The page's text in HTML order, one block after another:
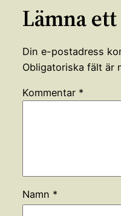
Lämna
Din e-postadress
Obligatoriska fält är
Kommentar *
Namn *